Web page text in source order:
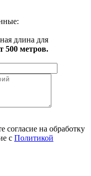
длина для
500 метров.
на обработку
с Политикой